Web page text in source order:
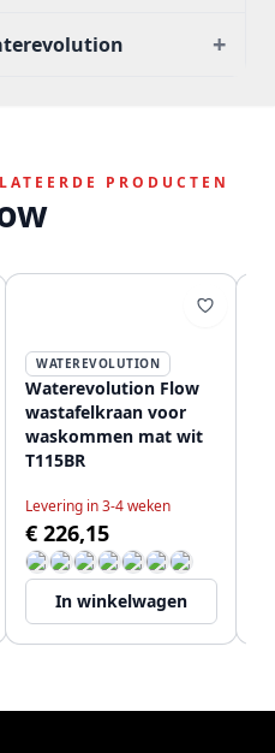
+
PRODUCTEN
WATEREVOLUTION
Waterevolution Flow
wastafelkraan voor
waskommen mat wit
T115BR
Levering in 3-4 weken
€ 226,15
In winkelwagen